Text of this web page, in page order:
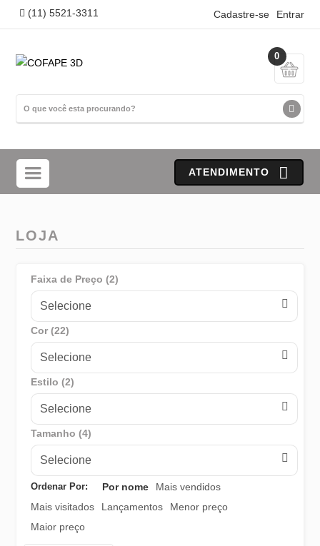
Entrar
Cadastre-se
(11) 5521-3311
0
ATENDIMENTO
LOJA
Faixa de Preço (2)
Selecione
Cor (22)
Selecione
Estilo (2)
Selecione
Tamanho (4)
Selecione
Ordenar Por: Por nome
Mais vendidos
Mais visitados
Lançamentos
Menor preço
Maior preço